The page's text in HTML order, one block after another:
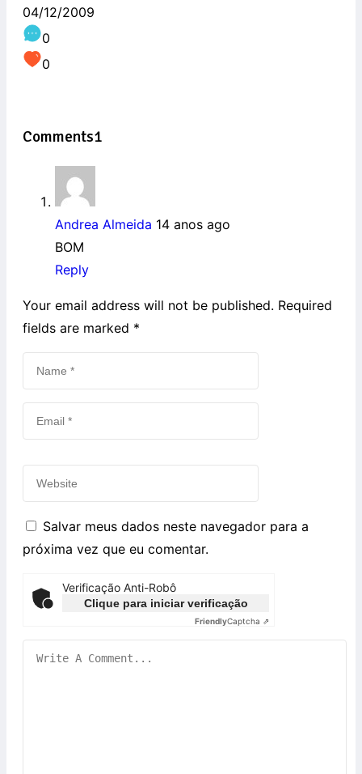
04/12/2009
0
0
Comments1
Andrea Almeida 14 anos ago
BOM
Reply
Your email address will not be published. Required
fields are marked *
Salvar meus dados neste navegador para a
próxima vez que eu comentar.
Verificação Anti-Robô
Clique para iniciar verificação
FriendlyCaptcha ⇗